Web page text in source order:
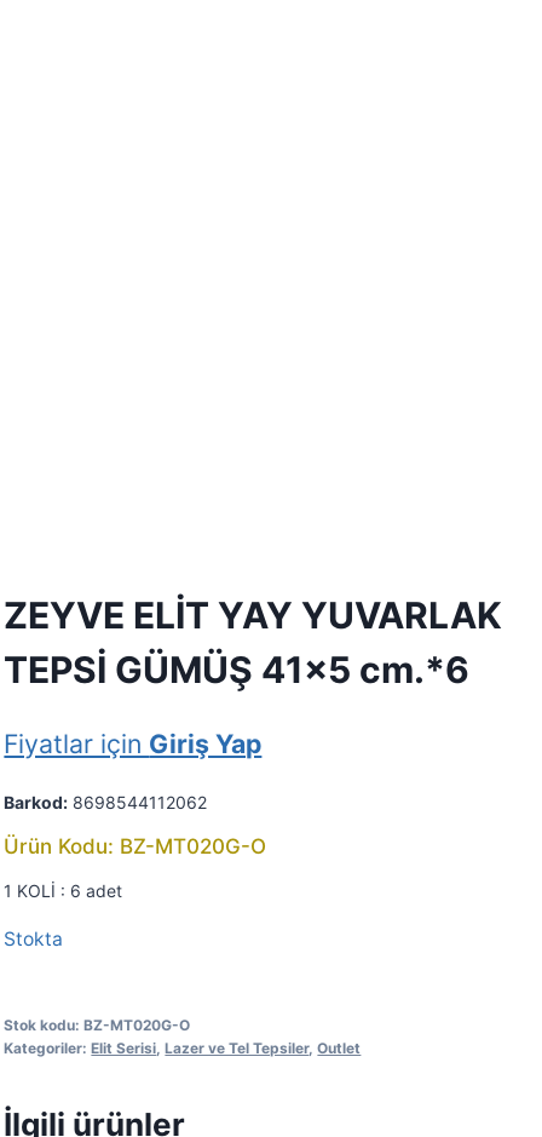
ZEYVE ELİT YAY YUVARLAK
TEPSİ GÜMÜŞ 41×5 cm.*6
Fiyatlar için Giriş Yap
Barkod: 8698544112062
Ürün Kodu: BZ-MT020G-O
1 KOLİ : 6 adet
Stokta
Stok kodu:BZ-MT020G-O
Kategoriler:Elit Serisi,Lazer ve Tel Tepsiler,Outlet
İlgili ürünler